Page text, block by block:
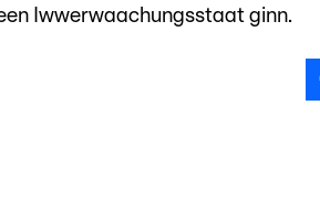
Iwwerwaachungsstaat ginn.